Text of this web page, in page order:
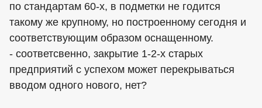
по стандартам 60-х, в подметки не годится
такому же крупному, но построенному сегодня и
соответствующим образом оснащенному.
- соответсвенно, закрытие 1-2-х старых
предприятий с успехом может перекрываться
вводом одного нового, нет?